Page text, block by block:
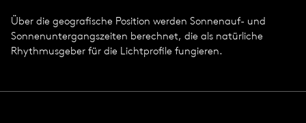
Über die geografische Position werden Sonnenauf- und
Sonnenuntergangszeiten berechnet, die als natürliche
Rhythmusgeber für die Lichtprofile fungieren.